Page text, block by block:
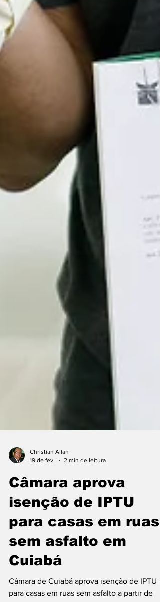
Câmara aprova
isenção de IPTU
para casas em ruas
sem asfalto em
Cuiabá
Câmara de Cuiabá aprova isenção de IPTU